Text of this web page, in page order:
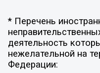
* Перечень
деятельность
нежелательной на
Федерации: